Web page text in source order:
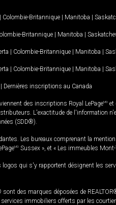
| Colombie-Britannique | Manitoba |
Britannique | Manitoba |
| Colombie-Britannique | Manitoba |
| Colombie-Britannique | Manitoba |
| Dernières inscriptions au Canada
des inscriptions Royal LePageMD et
L'exactitude de l'information
(SDD®).
Les bureaux comprenant la
MD Sussex », et « Les immeubles
qui s'y rapportent désignent les
sont des marques déposées de
immobiliers offerts par les